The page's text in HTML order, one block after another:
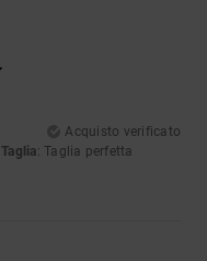
Acquisto verificato
Taglia: Taglia perfetta